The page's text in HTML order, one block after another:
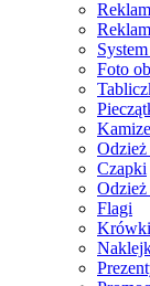
Foto
Czapki
Flagi